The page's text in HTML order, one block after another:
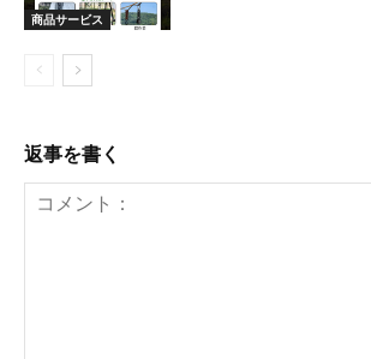
商品サービス
返事を書く